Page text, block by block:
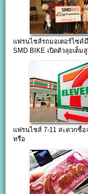
แฟรนไชส์รถมอเตอร์ไซค์
SMD BIKE เปิดตัวลุยเต็ม
แฟรนไชส์ 7-11 สะดวกซื้อ
หรือ